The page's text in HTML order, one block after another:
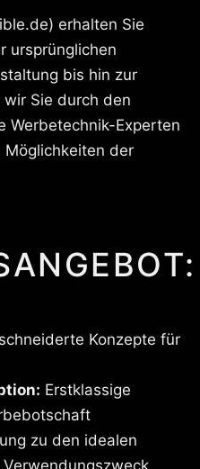
erhalten Sie
ursprünglichen
bis hin zur
Sie durch den
Werbetechnik-Experten
Möglichkeiten der
Konzepte für
Erstklassige
zu den idealen